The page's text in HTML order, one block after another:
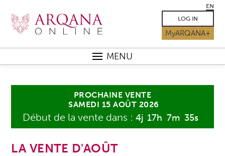
EN
LOG IN
MyARQANA+
MENU
PROCHAINE VENTE
SAMEDI 15 AOÛT 2026
4j 17h 7m 35
LA VENTE D'AOÛT